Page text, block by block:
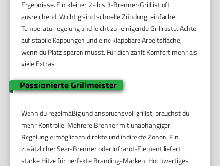
Ergebnisse. Ein kleiner 2- bis 3-Brenner-Grill ist oft
ausreichend. Wichtig sind schnelle Zündung, einfache
Temperaturregelung und leicht zu reinigende Grillroste. Achte
auf stabile Kappungen und eine klappbare Arbeitsfläche,
wenn du Platz sparen musst. Für dich zählt Komfort mehr als
viele Extras.
Passionierte Grillmeister
Wenn du regelmäßig und anspruchsvoll grillst, brauchst du
mehr Kontrolle. Mehrere Brenner mit unabhängiger
Regelung ermöglichen direkte und indirekte Zonen. Ein
zusätzlicher Sear-Brenner oder Infrarot-Element liefert
starke Hitze für perfekte Branding-Marken. Hochwertiges